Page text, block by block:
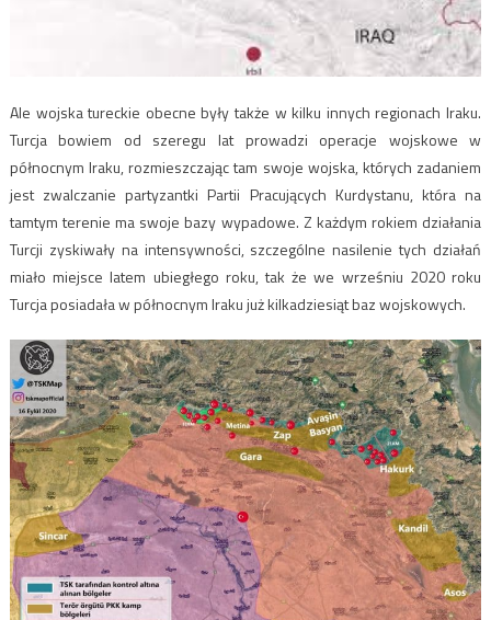
Ale wojska tureckie obecne były także w kilku innych regionach Iraku.
Turcja bowiem od szeregu lat prowadzi operacje wojskowe w
północnym Iraku, rozmieszczając tam swoje wojska, których zadaniem
jest zwalczanie partyzantki Partii Pracujących Kurdystanu, która na
tamtym terenie ma swoje bazy wypadowe. Z każdym rokiem działania
Turcji zyskiwały na intensywności, szczególne nasilenie tych działań
miało miejsce latem ubiegłego roku, tak że we wrześniu 2020 roku
Turcja posiadała w północnym Iraku już kilkadziesiąt baz wojskowych.